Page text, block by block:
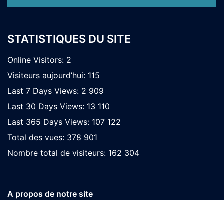
STATISTIQUES DU SITE
Online Visitors: 2
Visiteurs aujourd’hui: 115
Last 7 Days Views: 2 909
Last 30 Days Views: 13 110
Last 365 Days Views: 107 122
Total des vues: 378 901
Nombre total de visiteurs: 162 304
A propos de notre site